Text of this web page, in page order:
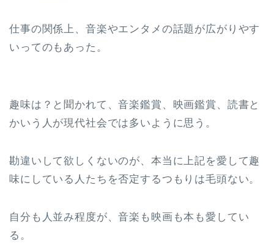
仕事の関係上、音楽やエンタメの話題が広がりやす
いってのもあった。
趣味は？と聞かれて、音楽鑑賞、映画鑑賞、読書と
かいう人が現代社会では多いように思う。
勘違いして欲しくないのが、本当に上記を愛して趣
味にしている人たちを否定するつもりは毛頭ない。
自分も人並み程度が、音楽も映画も本も愛してい
る。